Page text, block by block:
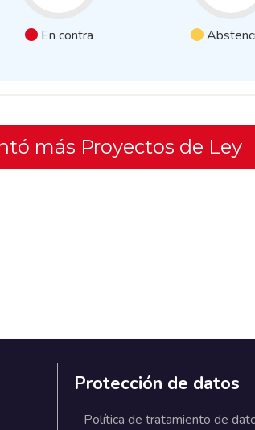
En contra
más Proyectos de Ley
Protección de datos
Política de tratamiento de